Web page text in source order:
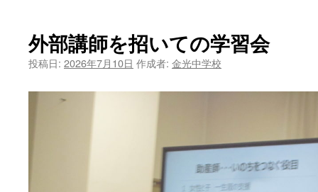
外部講師を招いての学習会
投稿日: 2026年7月10日 作成者: 金光中学校